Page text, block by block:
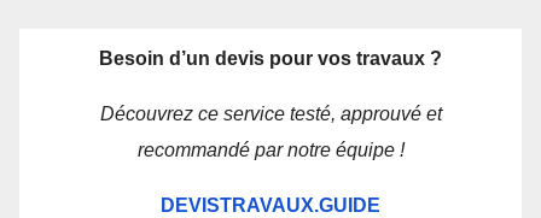
Besoin d’un devis pour vos travaux ?
Découvrez ce service testé, approuvé et
recommandé par notre équipe !
DEVISTRAVAUX.GUIDE